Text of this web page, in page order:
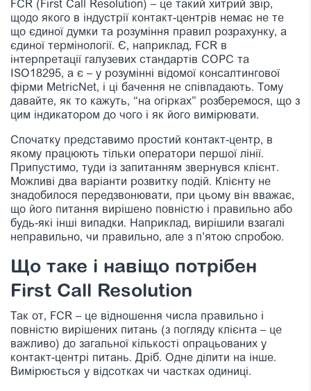
FCR (First Call Resolution) – це такий хитрий звір,
щодо якого в індустрії контакт-центрів немає не те
що єдиної думки та розуміння правил розрахунку, а
єдиної термінології. Є, наприклад, FCR в
інтерпретації галузевих стандартів COPC та
ISO18295, а є – у розумінні відомої консалтингової
фірми MetricNet, і ці бачення не співпадають. Тому
давайте, як то кажуть, “на огірках” розберемося, що з
цим індикатором до чого і як його вимірювати.
Спочатку представимо простий контакт-центр, в
якому працюють тільки оператори першої лінії.
Припустимо, туди із запитанням звернувся клієнт.
Можливі два варіанти розвитку подій. Клієнту не
знадобилося передзвонювати, при цьому він вважає,
що його питання вирішено повністю і правильно або
будь-які інші випадки. Наприклад, вирішили взагалі
неправильно, чи правильно, але з п’ятою спробою.
Що таке і навіщо потрібен
First Call Resolution
Так от, FCR – це відношення числа правильно і
повністю вирішених питань (з погляду клієнта – це
важливо) до загальної кількості опрацьованих у
контакт-центрі питань. Дріб. Одне ділити на інше.
Вимірюється у відсотках чи частках одиниці.